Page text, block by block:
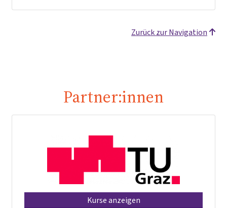
Zurück zur Navigation
Partner:innen
Kurse anzeigen